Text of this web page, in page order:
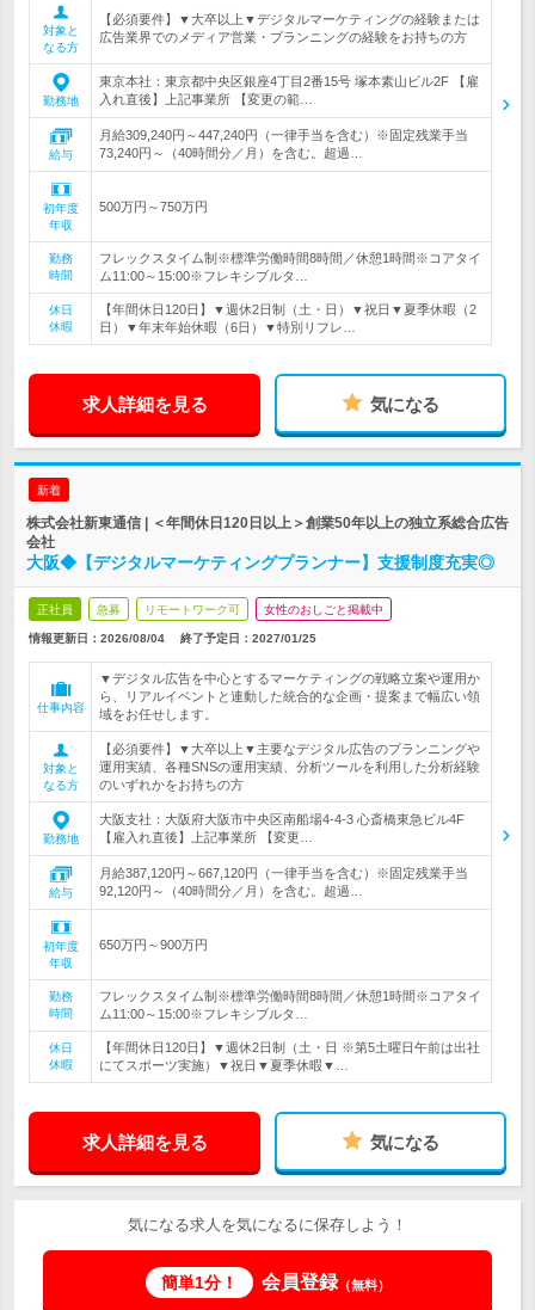
対象と
なる方
【必須要件】▼大卒以上▼デジタルマーケティングの経験または
広告業界でのメディア営業・プランニングの経験をお持ちの方
勤務地
東京本社：東京都中央区銀座4丁目2番15号 塚本素山ビル2F 【雇
入れ直後】上記事業所 【変更の範…
給与
月給309,240円～447,240円（一律手当を含む）※固定残業手当
73,240円～（40時間分／月）を含む。超過…
初年度
年収
500万円～750万円
勤務
時間
フレックスタイム制※標準労働時間8時間／休憩1時間※コアタイ
ム11:00～15:00※フレキシブルタ…
休日
休暇
【年間休日120日】▼週休2日制（土・日）▼祝日▼夏季休暇（2
日）▼年末年始休暇（6日）▼特別リフレ…
求人詳細を見る 気になる
新着
株式会社新東通信 | ＜年間休日120日以上＞創業50年以上の独立系総合広告
会社
大阪◆【デジタルマーケティングプランナー】支援制度充実◎
正社員 急募 リモートワーク可 女性のおしごと掲載中
情報更新日：2026/08/04 終了予定日： 2027/01/25
仕事内容
▼デジタル広告を中心とするマーケティングの戦略立案や運用か
ら、リアルイベントと連動した統合的な企画・提案まで幅広い領
域をお任せします。
対象と
なる方
【必須要件】▼大卒以上▼主要なデジタル広告のプランニングや
運用実績、各種SNSの運用実績、分析ツールを利用した分析経験
のいずれかをお持ちの方
勤務地
大阪支社：大阪府大阪市中央区南船場4-4-3 心斎橋東急ビル4F
【雇入れ直後】上記事業所 【変更…
給与
月給387,120円～667,120円（一律手当を含む）※固定残業手当
92,120円～（40時間分／月）を含む。超過…
初年度
年収
650万円～900万円
勤務
時間
フレックスタイム制※標準労働時間8時間／休憩1時間※コアタイ
ム11:00～15:00※フレキシブルタ…
休日
休暇
【年間休日120日】▼週休2日制（土・日 ※第5土曜日午前は出社
にてスポーツ実施）▼祝日▼夏季休暇▼…
求人詳細を見る 気になる
気になる求人を気になるに保存しよう！
簡単1分！ 会員登録（無料）